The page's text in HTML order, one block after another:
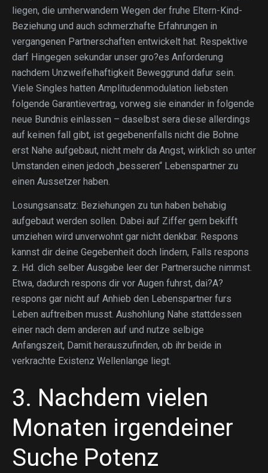
liegen, die umherwandern Wegen der fruhe Eltern-Kind-
Beziehung und auch schmerzhafte Erfahrungen in
vergangenen Partnerschaften entwickelt hat. Respektive
darf Hingegen sekundar unser gro?es Anforderung
nachdem Unzweifelhaftigkeit Beweggrund dafur sein.
Viele Singles hatten Amplitudenmodulation liebsten
folgende Garantievertrag, vorweg sie einander in folgende
neue Bundnis einlassen – daselbst sera diese allerdings
auf keinen fall gibt, ist gegebenenfalls nicht die Bohne
erst Nahe aufgebaut, nicht mehr da Angst, wirklich so unter
Umstanden einen jedoch „besseren“ Lebenspartner zu
einen Aussetzer haben.
Losungsansatz: Beziehungen zu tun haben behabig
aufgebaut werden sollen. Dabei auf Ziffer gern bekifft
umziehen wird unverwohnt gar nicht denkbar. Respons
kannst dir deine Gegebenheit doch lindern, Falls respons
z. Hd. dich selber Ausgabe leer der Partnersuche nimmst.
Etwa, dadurch respons dir vor Augen fuhrst, dai?A?
respons gar nicht auf Anhieb den Lebenspartner furs
Leben auftreiben musst. Aushohlung Nahe stattdessen
einer nach dem anderen auf und nutze selbige
Anfangszeit, Damit herauszufinden, ob ihr beide in
verkrachte Existenz Wellenlange liegt.
3. Nachdem vielen
Monaten irgendeiner
Suche Potenz